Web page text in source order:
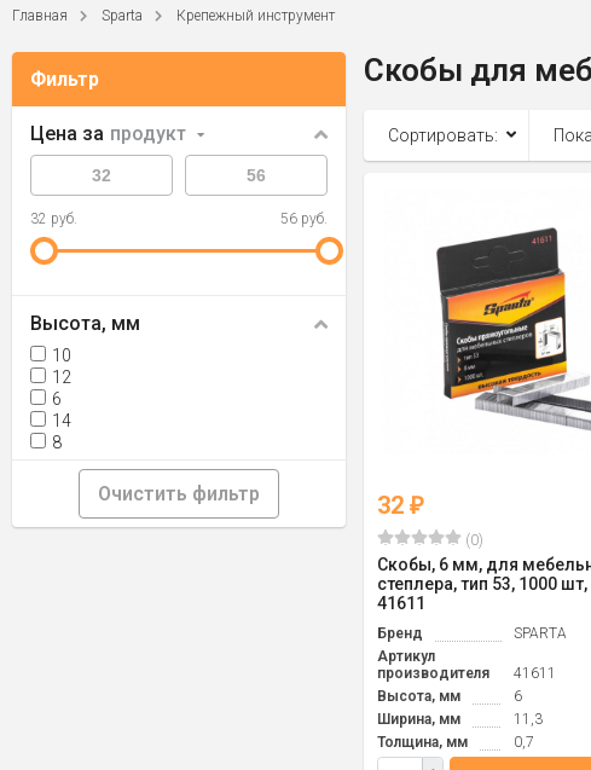
Главная Sparta Крепежный инструмент
Фильтр
Цена за продукт
32 руб. 56 руб.
Высота, мм
10
12
6
14
8
Очистить фильтр
Скобы для
Сортировать:
32₽
(0)
Скобы, 6 мм, для
степлера, тип 53, 1000
41611
Бренд
SPARTA
Артикул
производителя
41611
Высота, мм
6
Ширина, мм
11,3
Толщина, мм
0,7